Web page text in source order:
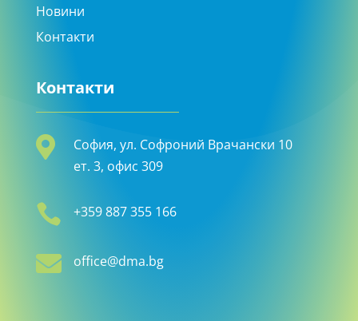
Новини
Контакти
Контакти

София, ул. Софроний Врачански 10
ет. 3, офис 309
 +359 887 355 166
 office@dma.bg